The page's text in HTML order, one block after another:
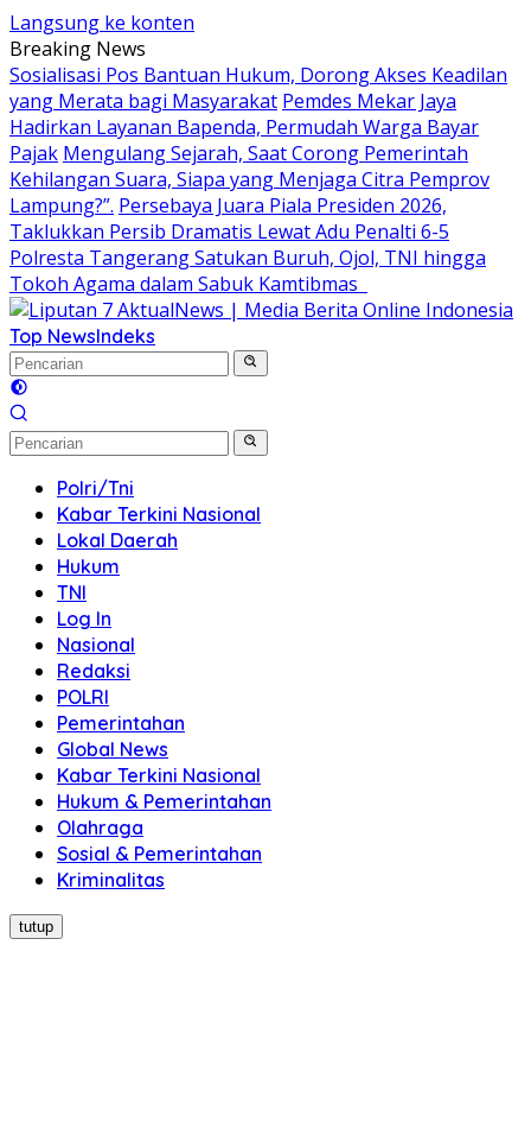
Langsung ke konten
Breaking News
Sosialisasi Pos Bantuan Hukum, Dorong Akses Keadilan
yang Merata bagi Masyarakat Pemdes Mekar Jaya
Hadirkan Layanan Bapenda, Permudah Warga Bayar
Pajak Mengulang Sejarah, Saat Corong Pemerintah
Kehilangan Suara, Siapa yang Menjaga Citra Pemprov
Lampung?”. Persebaya Juara Piala Presiden 2026,
Taklukkan Persib Dramatis Lewat Adu Penalti 6-5
Polresta Tangerang Satukan Buruh, Ojol, TNI hingga
Tokoh Agama dalam Sabuk Kamtibmas
Top NewsIndeks
Polri/Tni
Kabar Terkini Nasional
Lokal Daerah
Hukum
TNI
Log In
Nasional
Redaksi
POLRI
Pemerintahan
Global News
Kabar Terkini Nasional
Hukum & Pemerintahan
Olahraga
Sosial & Pemerintahan
Kriminalitas
tutup